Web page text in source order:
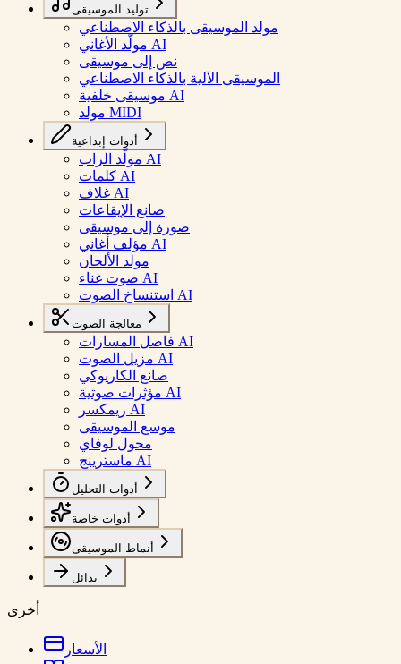
توليد الموسيقى
مولد الموسيقى بالذكاء الاصطناعي
مولّد الأغاني AI
نص إلى موسيقى
الموسيقى الآلية بالذكاء الاصطناعي
موسيقى خلفية AI
مولد MIDI
أدوات إبداعية
مولّد الراب AI
كلمات AI
غلاف AI
صانع الإيقاعات
صورة إلى موسيقى
مؤلف أغاني AI
مولد الألحان
صوت غناء AI
استنساخ الصوت AI
معالجة الصوت
فاصل المسارات AI
مزيل الصوت AI
صانع الكاريوكي
مؤثرات صوتية AI
ريمكسر AI
موسع الموسيقى
محول لوفاي
ماسترينج AI
أدوات التحليل
أدوات خاصة
أنماط الموسيقى
بدائل
أخرى
الأسعار